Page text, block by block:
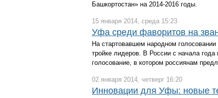
Башкортостан» на 2014-2016 годы.
15 января 2014, среда 15:23
Уфа среди фаворитов на
На стартовавшем народном
тройке лидеров. В России с начала
голосование, в котором россиянам
02 января 2014, четверг 16:20
Инновации для Уфы: новые